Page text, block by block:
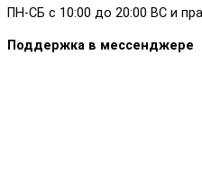
ПН-СБ с 10:00 до 20:00 ВС и
Поддержка в мессенджере